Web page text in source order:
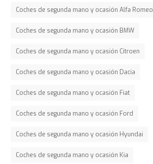
Coches de segunda mano y ocasión Alfa Romeo
Coches de segunda mano y ocasión BMW
Coches de segunda mano y ocasión Citroen
Coches de segunda mano y ocasión Dacia
Coches de segunda mano y ocasión Fiat
Coches de segunda mano y ocasión Ford
Coches de segunda mano y ocasión Hyundai
Coches de segunda mano y ocasión Kia